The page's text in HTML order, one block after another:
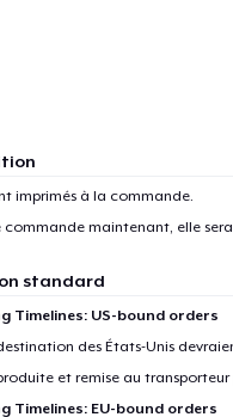
imprimés à la commande.
commande maintenant, elle
standard
Timelines: US-bound orders
des États-Unis
et remise au transporteur
Timelines: EU-bound orders
1